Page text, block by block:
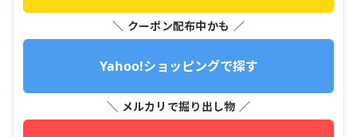
＼ クーポン配布中かも ／
Yahoo!ショッピングで探す
＼ メルカリで掘り出し物 ／